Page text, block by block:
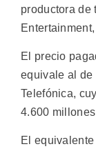
productora de
El precio
equivale al de
Telefónica,
4.600
El